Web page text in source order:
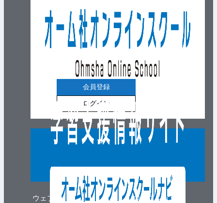
ウェブマガジン
会員登録
ログイン
ウェブショップ